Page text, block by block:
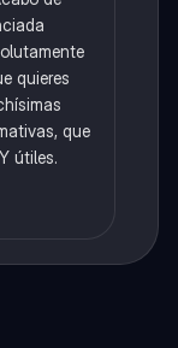
quieres
que
útiles.